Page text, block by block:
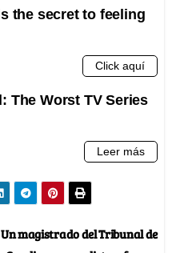
Un magistrado del Tribunal de